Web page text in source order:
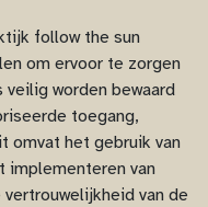
follow the sun
om ervoor te zorgen
worden bewaard
toegang,
omvat het gebruik van
implementeren van
van de